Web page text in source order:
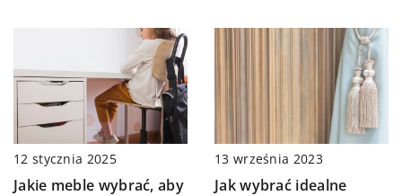
12 stycznia 2025
Jakie meble wybrać, aby
13 września 2023
Jak wybrać idealne